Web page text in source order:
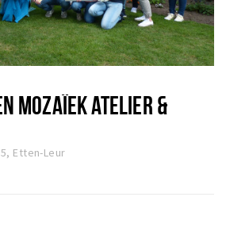
MOZAÏEK ATELIER &
Etten-Leur